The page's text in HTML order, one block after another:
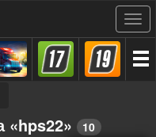
«hps22» 10